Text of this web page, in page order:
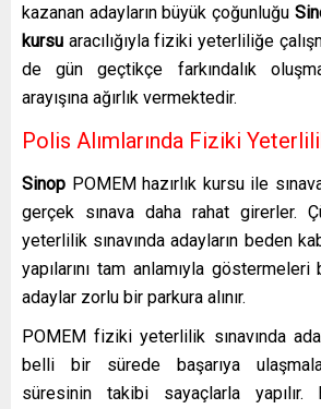
kazanan adayların büyük çoğunluğu
kursu aracılığıyla fiziki yeterliliğe
de gün geçtikçe farkındalık
arayışına ağırlık vermektedir.
Polis Alımlarında Fiziki
Sinop POMEM hazırlık kursu ile
gerçek sınava daha rahat girerler.
yeterlilik sınavında adayların beden
yapılarını tam anlamıyla
adaylar zorlu bir parkura alınır.
POMEM fiziki yeterlilik sınavında
belli bir sürede başarıya
süresinin takibi sayaçlarla